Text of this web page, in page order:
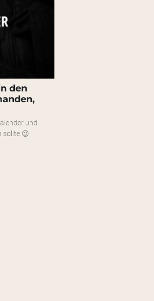
den
und
sollte 😉